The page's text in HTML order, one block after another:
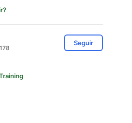
Seguir